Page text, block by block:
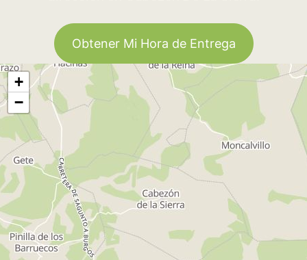
Obtener Mi Hora de Entrega
+
−